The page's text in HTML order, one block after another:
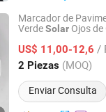
Marcador de
VerdeSolar Ojos
Nuevo Modelo
US$ 11,00-12,6 /
2 Piezas (MOQ)
Enviar Consulta
Co., Limited
Desde